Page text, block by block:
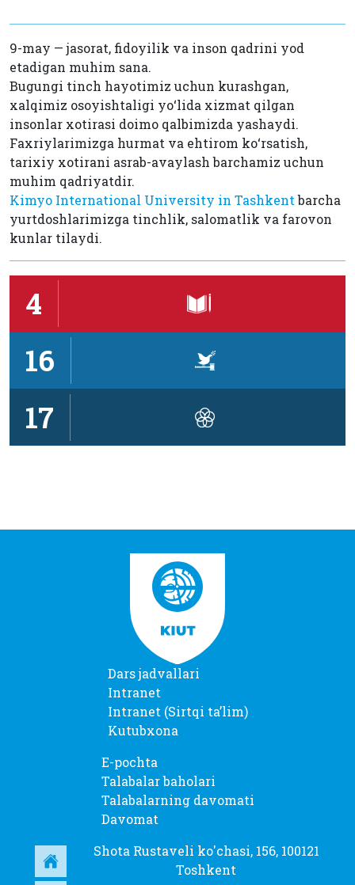
9-may — jasorat, fidoyilik va inson qadrini yod
etadigan muhim sana.
Bugungi tinch hayotimiz uchun kurashgan,
xalqimiz osoyishtaligi yo‘lida xizmat qilgan
insonlar xotirasi doimo qalbimizda yashaydi.
Faxriylarimizga hurmat va ehtirom ko‘rsatish,
tarixiy xotirani asrab-avaylash barchamiz uchun
muhim qadriyatdir.
Kimyo International University in Tashkent barcha
yurtdoshlarimizga tinchlik, salomatlik va farovon
kunlar tilaydi.
4
16
17
Dars jadvallari
Intranet
Intranet (Sirtqi taʼlim)
Kutubxona
E-pochta
Talabalar baholari
Talabalarning davomati
Davomat
Shota Rustaveli ko'chasi, 156, 100121
Toshkent